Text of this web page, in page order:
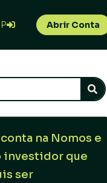
Abrir Conta
na Nomos e
investidor que
ser